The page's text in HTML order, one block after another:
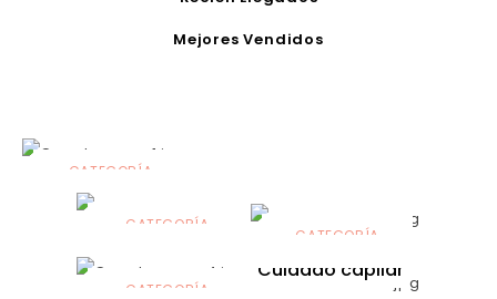
Mejores Vendidos
CATEGORÍA
Alimentación
infantilCATEGORÍA
Dermocosmética
CATEGORÍA
Solares
CATEGORÍA
Cuidado capilar